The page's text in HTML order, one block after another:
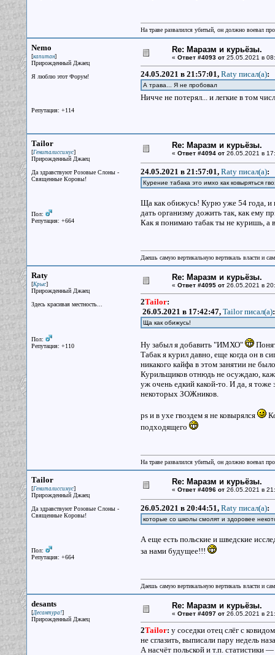
На траве развалился убитый, он должно воевал
Nemo
[капитан]
Прирожденный Джаец
Я люблю этот Форум!
Репутация: +114
Re: Маразм и курьёзы.
« Ответ #4093 от25.05.2021 в
24.05.2021 в 21:57:01, Raty писал(a):
А трава... Я не пробовал
Ничче не потерял... и легкие в том
Tailor
[Гениталиссимус]
Прирожденный Джаец
Да здравствуют Розовые Слоны -
Священные Коровы!
Пол:
Репутация: +664
Re: Маразм и курьёзы.
« Ответ #4094 от26.05.2021 в
24.05.2021 в 21:57:01, Raty писал(a):
Курение табака это имхо как ковыряться
Ща как обижусь! Курю уже 54 года, и
дать организму дожить так, как ему
Как я понимаю табак ты не куришь, а
Даешь самую вертикальную вертикаль власти и
Raty
[Крыс]
Прирожденный Джаец
Здесь красивая местность...
Пол:
Репутация: +110
Re: Маразм и курьёзы.
« Ответ #4095 от26.05.2021 в
2Tailor:
26.05.2021 в 17:42:47, Tailor писал(a):
Ща как обижусь!
Ну забыл я добавить "ИМХО"
Табак я курил давно, еще когда он в
никакого кайфа в этом занятии не
Курильщиков отнюдь не осуждаю,
уж очень едкий какой-то. И да, я
некоторых ЗОЖников.
ps и в ухе гвоздем я не ковырялся
подходящего
На траве развалился убитый, он должно воевал
Tailor
[Гениталиссимус]
Прирожденный Джаец
Да здравствуют Розовые Слоны -
Священные Коровы!
Пол:
Репутация: +664
Re: Маразм и курьёзы.
« Ответ #4096 от26.05.2021 в
26.05.2021 в 20:44:51, Raty писал(a):
которые со школы смолят и здоровее
А еще есть польские и шведские
за нами будущее!!!
Даешь самую вертикальную вертикаль власти и
desants
[Десантура!]
Прирожденный Джаец
Re: Маразм и курьёзы.
« Ответ #4097 от26.05.2021 в
2Tailor: у соседки отец слёг с
не сглазить, выписали пару недель
А насчёт польской и т.п. статистики